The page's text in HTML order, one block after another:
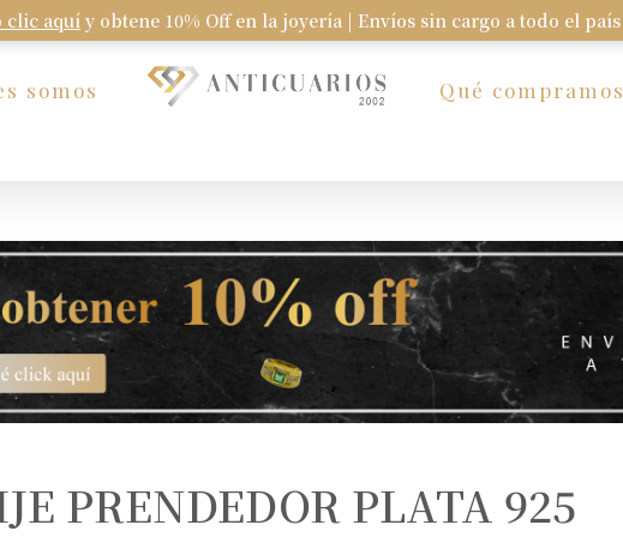
clic aquí y obtene 10% Off en la joyería | Envíos sin cargo a todo el país
somos Qué compramos
PRENDEDOR PLATA 925